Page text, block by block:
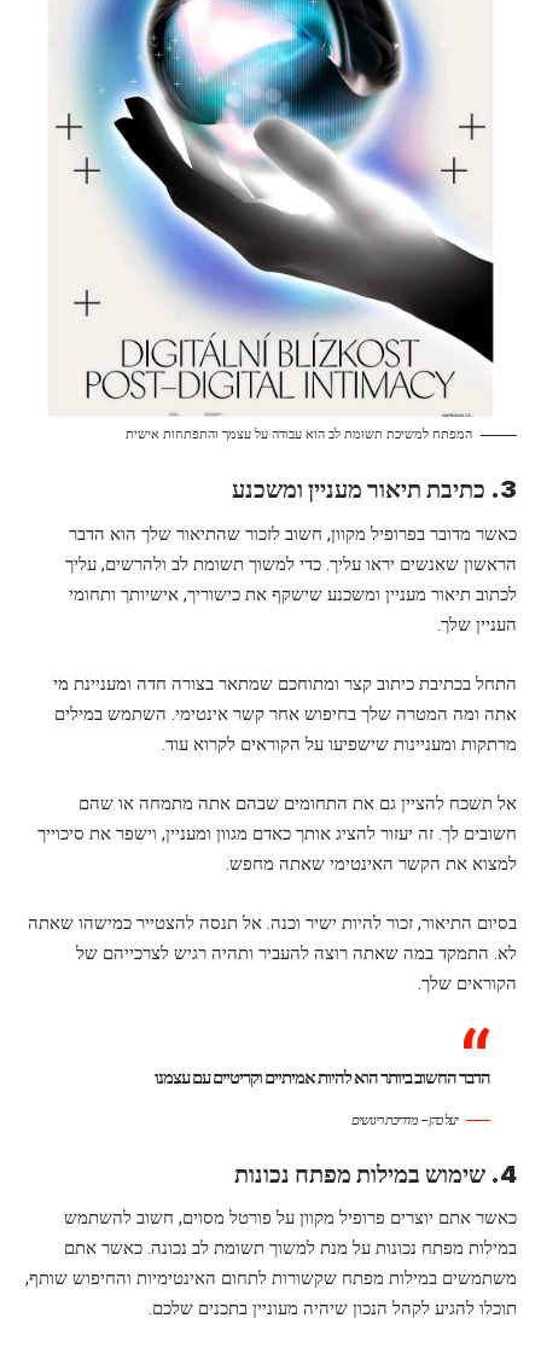
המפתח למשיכת תשומת לב הוא עבודה על עצמך והתפתחות אישית
3. כתיבת תיאור מעניין ומשכנע
כאשר מדובר בפרופיל מקוון, חשוב לזכור שהתיאור שלך הוא הדבר
הראשון שאנשים יראו עליך. כדי למשוך תשומת לב ולהרשים, עליך
לכתוב תיאור מעניין ומשכנע שישקף את כישוריך, אישיותך ותחומי
העניין שלך.
התחל בכתיבת כיתוב קצר ומתוחכם שמתאר בצורה חדה ומעניינת מי
אתה ומה המטרה שלך בחיפוש אחר קשר אינטימי. השתמש במילים
מרתקות ומעניינות שישפיעו על הקוראים לקרוא עוד.
אל תשכח להציין גם את התחומים שבהם אתה מתמחה או שהם
חשובים לך. זה יעזור להציג אותך כאדם מגוון ומעניין, וישפר את סיכוייך
למצוא את הקשר האינטימי שאתה מחפש.
בסיום התיאור, זכור להיות ישיר וכנה. אל תנסה להצטייר כמישהו שאתה
לא. התמקד במה שאתה רוצה להעביר ותהיה רגיש לצרכייהם של
הקוראים שלך.
הדבר החשוב ביותר הוא להיות אמיתיים וקריטיים עם עצמנו
יעל כהן – מדריכת ריגושים
4. שימוש במילות מפתח נכונות
כאשר אתם יוצרים פרופיל מקוון על פורטל מסוים, חשוב להשתמש
במילות מפתח נכונות על מנת למשוך תשומת לב נכונה. כאשר אתם
משתמשים במילות מפתח שקשורות לתחום האינטימיות והחיפוש שותף,
תוכלו להגיע לקהל הנכון שיהיה מעוניין בתכנים שלכם.